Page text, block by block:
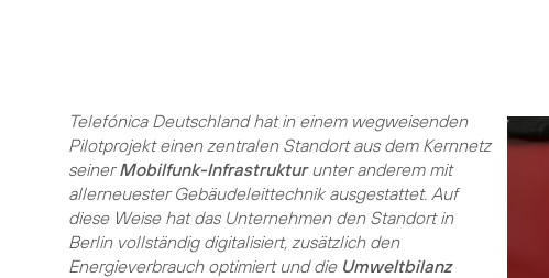
Telefónica Deutschland hat in einem wegweisenden
Pilotprojekt einen zentralen Standort aus dem Kernnetz
seinerMobilfunk-Infrastrukturunter anderem mit
allerneuester Gebäudeleittechnik ausgestattet. Auf
diese Weise hat das Unternehmen den Standort in
Berlin vollständig digitalisiert, zusätzlich den
Energieverbrauch optimiert und die Umweltbilanz